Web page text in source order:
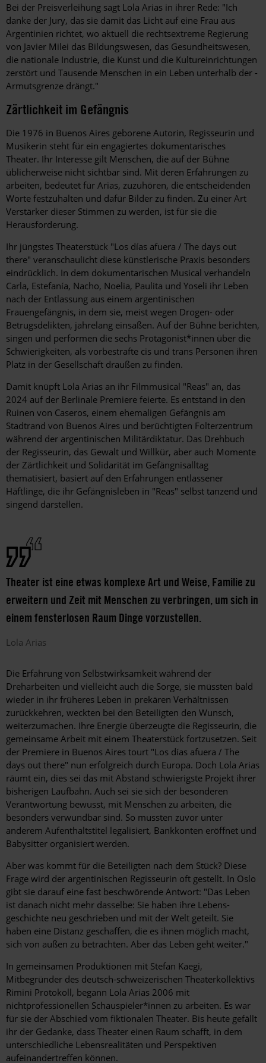
Bei der Preisverleihung sagt Lola Arias in ihrer Rede: "Ich
danke der Jury, das sie damit das Licht auf eine Frau aus
Argentinien richtet, wo aktuell die rechtsextreme Regierung
von Javier Milei das Bildungswesen, das Gesundheitswesen,
die nationale Industrie, die Kunst und die Kultureinrichtungen
zerstört und Tausende Menschen in ein Leben unterhalb der ­
Armutsgrenze drängt."
Zärtlichkeit im Gefängnis
Die 1976 in Buenos Aires geborene ­Autorin, Regisseurin und
Musikerin steht für ein engagiertes dokumentarisches
Theater. Ihr Interesse gilt Menschen, die auf der Bühne
üblicherweise nicht sichtbar sind. Mit deren Erfahrungen zu
arbeiten, bedeutet für Arias, zuzuhören, die entscheidenden
Worte festzuhalten und dafür Bilder zu finden. Zu einer Art
Verstärker dieser Stimmen zu werden, ist für sie die
Herausforderung.
Ihr jüngstes Theaterstück "Los días afuera / The days out
there" veranschaulicht diese künstlerische Praxis besonders
eindrücklich. In dem dokumentarischen Musical verhandeln
Carla, Estefanía, Nacho, Noelia, Paulita und Yoseli ihr Leben
nach der Entlassung aus einem argenti­nischen
Frauengefängnis, in dem sie, meist wegen Drogen- oder
Betrugsdelikten, jahrelang einsaßen. Auf der Bühne berichten,
singen und performen die sechs Protagonist*innen über die
Schwierigkeiten, als vorbestrafte cis und trans Personen ihren
Platz in der Gesellschaft draußen zu finden.
Damit knüpft Lola Arias an ihr Filmmusical "Reas" an, das
2024 auf der Berlinale Premiere feierte. Es entstand in den
Ruinen von Caseros, einem ehemaligen Gefängnis am
Stadtrand von Buenos Aires und berüchtigten Folterzentrum
während der argentinischen Militärdiktatur. Das Drehbuch
der Regisseurin, das Gewalt und Willkür, aber auch Momente
der Zärtlichkeit und Solidarität im Gefängnisalltag
thematisiert, basiert auf den Erfahrungen entlassener
Häftlinge, die ihr Gefängnisleben in "Reas" selbst tanzend und
singend darstellen.
Theater ist eine etwas komplexe Art und Weise, Familie zu
erweitern und Zeit mit Menschen zu verbringen, um sich in
einem fensterlosen Raum ­Dinge vorzustellen.
Lola Arias
Die Erfahrung von Selbstwirksamkeit während der
Dreharbeiten und vielleicht auch die Sorge, sie müssten bald
wieder in ihr früheres Leben in prekären Verhältnissen
zurückkehren, weckten bei den Beteiligten den Wunsch,
weiterzumachen. Ihre Energie überzeugte die Regisseurin, die
gemeinsame Arbeit mit einem Theaterstück fortzusetzen. Seit
der Premiere in Buenos Aires tourt "Los días afuera / The
days out there" nun erfolgreich durch Europa. Doch Lola Arias
räumt ein, dies sei das mit Abstand schwierigste Projekt ihrer
bisherigen Laufbahn. Auch sei sie sich der besonderen
Verantwortung bewusst, mit Menschen zu arbeiten, die
besonders verwundbar sind. So mussten zuvor unter
anderem Aufenthaltstitel legalisiert, Bankkonten eröffnet und
Babysitter organisiert werden.
Aber was kommt für die Beteiligten nach dem Stück? Diese
Frage wird der argentinischen Regisseurin oft gestellt. In Oslo
gibt sie darauf eine fast beschwörende Antwort: "Das Leben
ist danach nicht mehr dasselbe: Sie haben ihre Lebens­
geschichte neu geschrieben und mit der Welt geteilt. Sie
haben eine Distanz geschaffen, die es ihnen möglich macht,
sich von außen zu betrachten. Aber das Leben geht weiter."
In gemeinsamen Produktionen mit Stefan Kaegi,
Mitbegründer des deutsch-schweizerischen Theaterkollektivs
Rimini Protokoll, begann Lola Arias 2006 mit
nichtprofessionellen Schauspieler*innen zu ­arbeiten. Es war
für sie der Abschied vom fiktionalen Theater. Bis heute gefällt
ihr der Gedanke, dass Theater einen Raum schafft, in dem
unterschiedliche Lebensrealitäten und Perspektiven
aufeinandertreffen können.